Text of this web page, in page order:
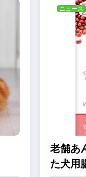
ニュース
老舗あ
た犬用